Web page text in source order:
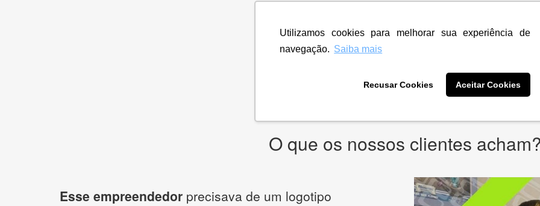
Utilizamos cookies para melhorar sua experiência de
navegação. Saiba mais
Recusar Cookies Aceitar Cookies
CRIE SUA MARCA
* Prometemos não compartilhar e utilizar seus dados para enviar
qualquer tipo de SPAM. Confira asPolíticas de Privacidade.
O que os nossos clientes
Esse empreendedor precisava de um logotipo